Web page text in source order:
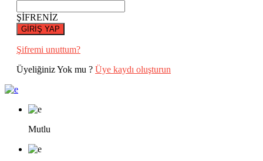
ŞİFRENİZ
GİRİŞ YAP
Şifremi unuttum?
Üyeliğiniz Yok mu ? Üye kaydı oluşturun
Mutlu